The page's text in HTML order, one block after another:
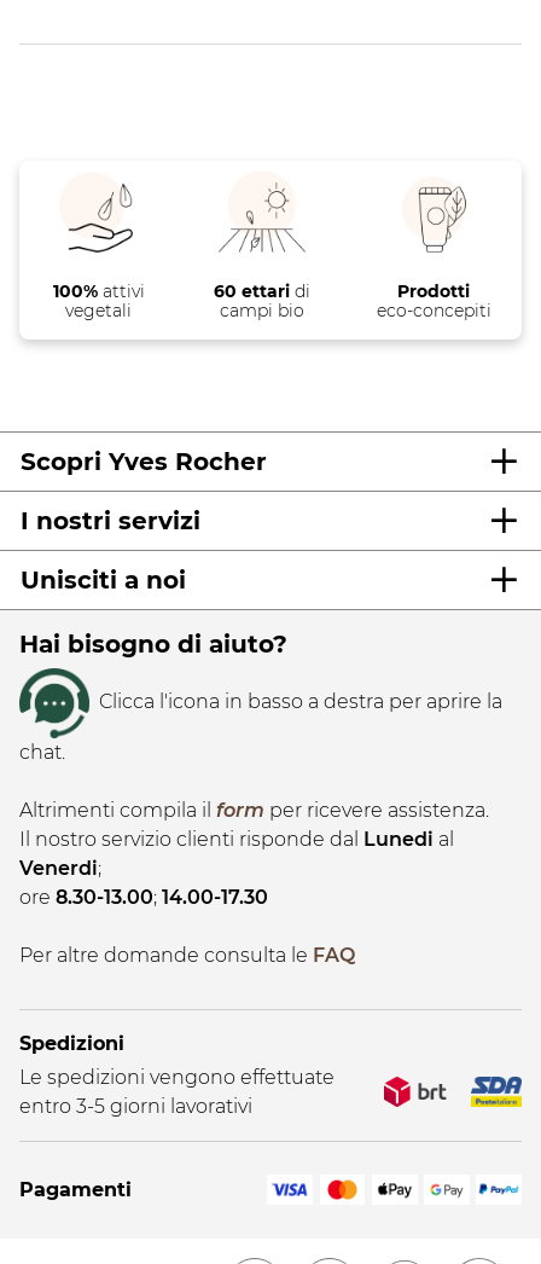
100%attivi
vegetali
60 ettaridi
campi bio
Prodotti
eco-concepiti
Scopri Yves Rocher
I nostri servizi
Unisciti a noi
Hai bisogno di aiuto?
Clicca l'icona in basso a destra per aprire la
chat.
Altrimenti compila il form per ricevere assistenza.
Il nostro servizio clienti risponde dal Lunedi al
Venerdi;
ore 8.30-13.00; 14.00-17.30
Per altre domande consulta le FAQ
Spedizioni
Le spedizioni vengono effettuate
entro 3-5 giorni lavorativi
Pagamenti